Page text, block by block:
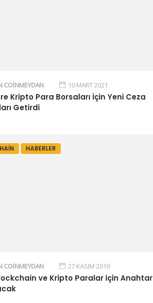
COINMEYDAN 10 MART 2021
Kripto Para Borsaları İçin Yeni Ceza
Getirdi
HABERLER
COINMEYDAN 27 KASIM 2019
ve Kripto Paralar için Anahtar